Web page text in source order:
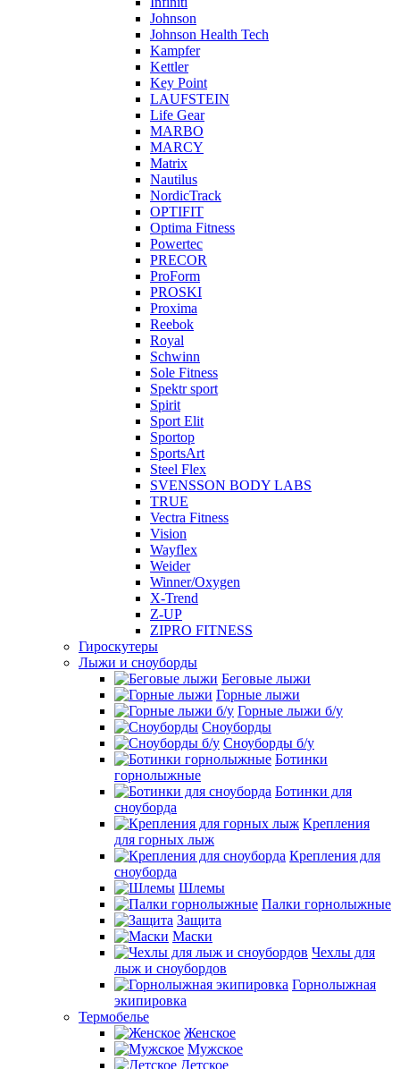
Johnson
Johnson Health Tech
Kampfer
Kettler
Key Point
LAUFSTEIN
Life Gear
MARBO
MARCY
Matrix
Nautilus
NordicTrack
OPTIFIT
Optima Fitness
Powertec
PRECOR
ProForm
PROSKI
Proxima
Reebok
Royal
Schwinn
Sole Fitness
Spektr sport
Spirit
Sport Elit
Sportop
SportsArt
Steel Flex
SVENSSON BODY LABS
TRUE
Vectra Fitness
Vision
Wayflex
Weider
Winner/Oxygen
X-Trend
Z-UP
ZIPRO FITNESS
Гироскутеры
Лыжи и сноуборды
Беговые лыжи
Горные лыжи
Горные лыжи б/у
Сноуборды
Сноуборды б/у
Ботинки
горнолыжные
Ботинки для
сноуборда
Крепления
для горных лыж
Крепления для
сноуборда
Шлемы
Палки горнолыжные
Защита
Маски
Чехлы для
лыж и сноубордов
Горнолыжная
экипировка
Термобелье
Женское
Мужское
Детское